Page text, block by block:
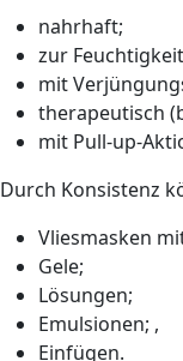
nahrhaft;
zur
mit
therapeutisch
mit Pull-up-
Durch Konsistenz
Vliesmasken
Gele;
Lösungen;
Emulsionen; ,
Einfügen.